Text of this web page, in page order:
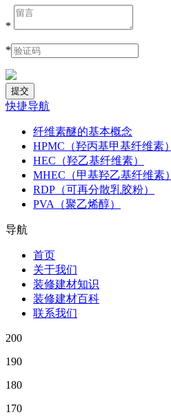
*
*
快捷导航
纤维素醚的基本概念
HPMC（羟丙基甲基纤维素）
HEC（羟乙基纤维素）
MHEC（甲基羟乙基纤维素）
RDP（可再分散乳胶粉）
PVA（聚乙烯醇）
导航
首页
关于我们
装修建材知识
装修建材百科
联系我们
200
190
180
170